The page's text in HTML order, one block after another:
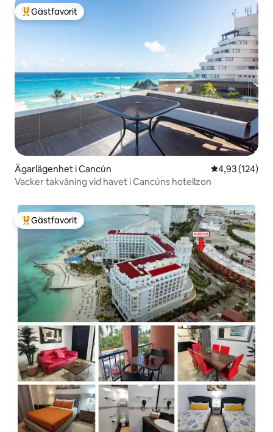
Populär gästfavorit
Gästfavorit
Ägarlägenhet i Cancún 4,93 av 5 i
4,93 (124)
Vacker takvåning vid havet i Cancúns hotellzon
Populär gästfavorit
Gästfavorit